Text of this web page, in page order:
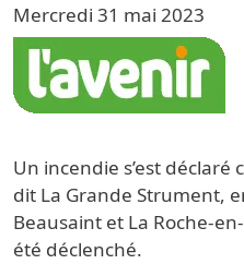
Mercredi 31 mai 2023
Image
Un incendie s’est
dit La Grande Strument,
Beausaint et La Roche-
été déclenché.